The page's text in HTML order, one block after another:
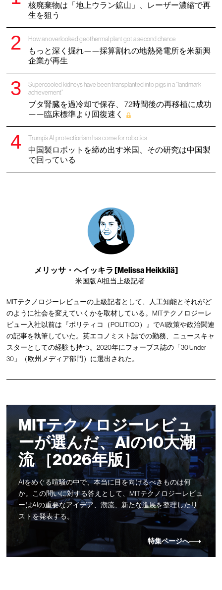
核廃棄物は「地上ウラン鉱山」、レーザー濃縮で再
生を狙う
How an overlooked geothermal plant got a second chance
もっと深く掘れ——採算割れの地熱発電所を米新興
企業が再生
Supercooled kidneys have been transplanted into pigs in a “landmark
achievement”
ブタ腎臓を過冷却で保存、 72時間後の再移植に成功
——臨床標準より回復速く
Trump’s AI protectionism has come for robotics
中国製ロボットを締め出す米国、その研究は中国製
で回っている
メリッサ・ヘイッキラ [Melissa Heikkilä]
米国版 AI担当上級記者
MITテクノロジーレビューの上級記者として、人工知能とそれがど
のように社会を変えていくかを取材している。MITテクノロジーレ
ビュー入社以前は『ポリティコ（POLITICO）』でAI政策や政治関連
の記事を執筆していた。英エコノミスト誌での勤務、ニュースキャ
スターとしての経験も持つ。2020年にフォーブス誌の「30 Under
30」（欧州メディア部門）に選出された。
MITテクノロジーレビュ
ーが選んだ、AIの10大潮
流 ［2026年版］
AIをめぐる喧騒の中で、本当に目を向けるべきものは何
か。この問いに対する答えとして、MITテクノロジーレビュ
ーはAIの重要なアイデア、潮流、新たな進展を整理したリ
ストを発表する。
特集ページへ